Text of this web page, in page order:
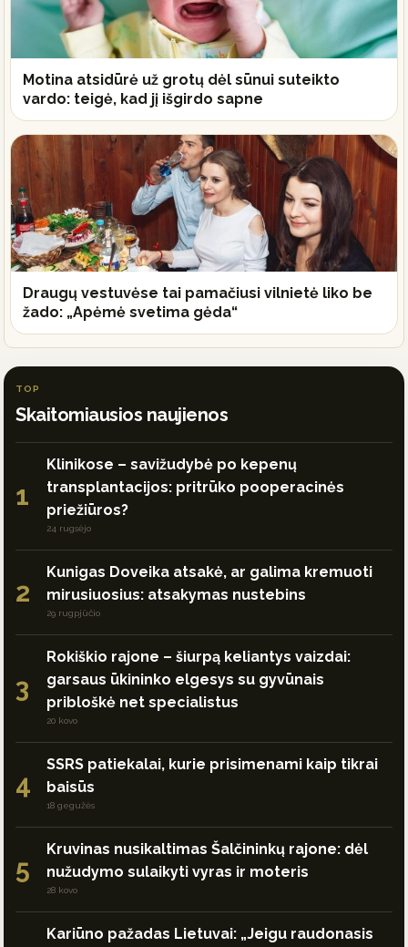
Motina atsidūrė už grotų dėl sūnui suteikto
vardo: teigė, kad jį išgirdo sapne
Draugų vestuvėse tai pamačiusi vilnietė liko be
žado: „Apėmė svetima gėda“
TOP
Skaitomiausios naujienos
1
Klinikose – savižudybė po kepenų
transplantacijos: pritrūko pooperacinės
priežiūros?
24 rugsėjo
2
Kunigas Doveika atsakė, ar galima kremuoti
mirusiuosius: atsakymas nustebins
29 rugpjūčio
3
Rokiškio rajone – šiurpą keliantys vaizdai:
garsaus ūkininko elgesys su gyvūnais
pribloškė net specialistus
20 kovo
4
SSRS patiekalai, kurie prisimenami kaip tikrai
baisūs
18 gegužės
5
Kruvinas nusikaltimas Šalčininkų rajone: dėl
nužudymo sulaikyti vyras ir moteris
28 kovo
Kariūno pažadas Lietuvai: „Jeigu raudonasis